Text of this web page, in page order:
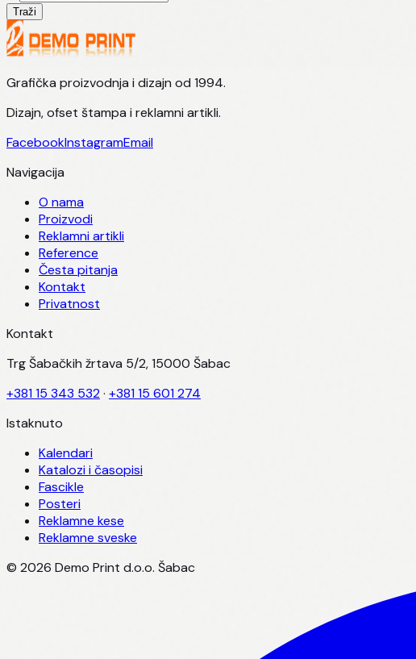
Traži
Grafička proizvodnja i dizajn od 1994.
Dizajn, ofset štampa i reklamni artikli.
FacebookInstagramEmail
Navigacija
O nama
Proizvodi
Reklamni artikli
Reference
Česta pitanja
Kontakt
Privatnost
Kontakt
Trg Šabačkih žrtava 5/2, 15000 Šabac
+381 15 343 532· +381 15 601 274
Istaknuto
Kalendari
Katalozi i časopisi
Fascikle
Posteri
Reklamne kese
Reklamne sveske
© 2026 Demo Print d.o.o. Šabac